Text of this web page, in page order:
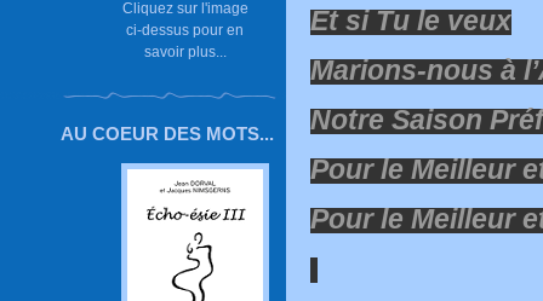
Cliquez sur l'image
ci-dessus pour en
savoir plus...
AU COEUR DES MOTS...
Et si Tu le veux
Marions-nous à
Notre Saison
Pour le Meilleur
Pour le Meilleur